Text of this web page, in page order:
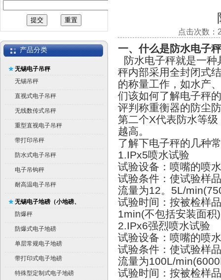
产品分类
无锡电子吊秤
无锡吊秤
直视式电子吊秤
无线数传式吊秤
重型直视电子吊秤
带打印吊秤
防水式电子吊秤
电子吊钩秤
耐高温电子吊秤
无锡电子地磅（小地磅、
平台秤）
防爆秤
防爆式电子地磅
单层常规电子地磅
带打印式电子地磅
特殊型定制式电子地磅
点击次数：
一、什么是防水电子秤
防水电子秤就是一
秤内部采用全封闭式
的称量工作，如水产
们该如何了解电子秤
评判称重衡器的防尘
第二个X代表防水等
越高。
了解下电子秤的几种
1.IPx5喷水试验
试验设备：喷嘴的喷
试验条件：使试验样
流量为12。 5L/
试验时间：按被检样
1min(不包括安装面积)
2.IPx6强烈喷水试验
试验设备：喷嘴的喷
试验条件：使试验样
流量为100L/
试验时间：按被检样